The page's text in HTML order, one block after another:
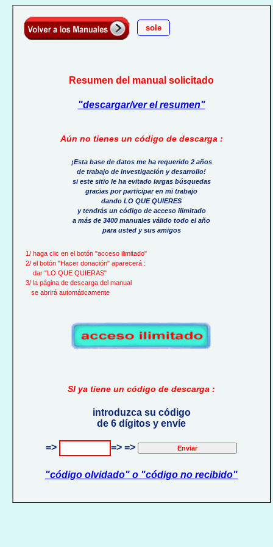
sole
Resumen del manual solicitado
"descargar/ver el resumen"
Aún no tienes un código de descarga :
¡Esta base de datos me ha requerido 2 años
de trabajo de investigación y desarrollo!
si este sitio le ha evitado largas búsquedas
gracias por participar en mi trabajo
dando LO QUE QUIERES
y tendrás un código de acceso ilimitado
a más de 3400 manuales válido todo el año
para usted y sus amigos
1/ haga clic en el botón "acceso ilimitado"
2/ el botón "Hacer donación" aparecerá :
dar "LO QUE QUIERAS"
3/ la página de descarga del manual
se abrirá automáticamente
SI ya tiene un código de descarga :
introduzca su código
de 6 dígitos y envíe
=> => =>
"código olvidado" o "código no recibido"